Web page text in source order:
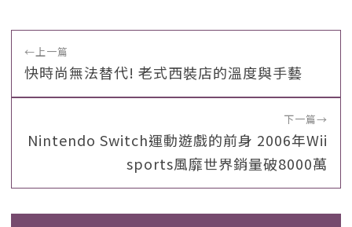
←上一篇
快時尚無法替代! 老式西裝店的溫度與手藝
下一篇→
Nintendo Switch運動遊戲的前身 2006年Wii
sports風靡世界銷量破8000萬